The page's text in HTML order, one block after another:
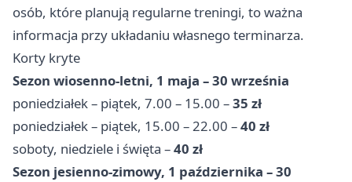
osób, które planują regularne treningi, to ważna
informacja przy układaniu własnego terminarza.
Korty kryte
Sezon wiosenno-letni, 1 maja – 30 września
poniedziałek – piątek, 7.00 – 15.00 –35 zł
poniedziałek – piątek, 15.00 – 22.00 –40 zł
soboty, niedziele i święta –40 zł
Sezon jesienno-zimowy, 1 października – 30